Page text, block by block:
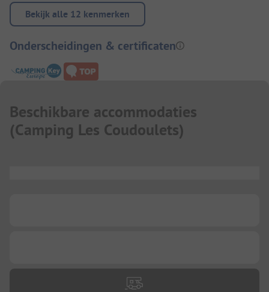
Bekijk alle 12 kenmerken
Onderscheidingen & certificaten
Beschikbare accommodaties
(Camping Les Coudoulets)